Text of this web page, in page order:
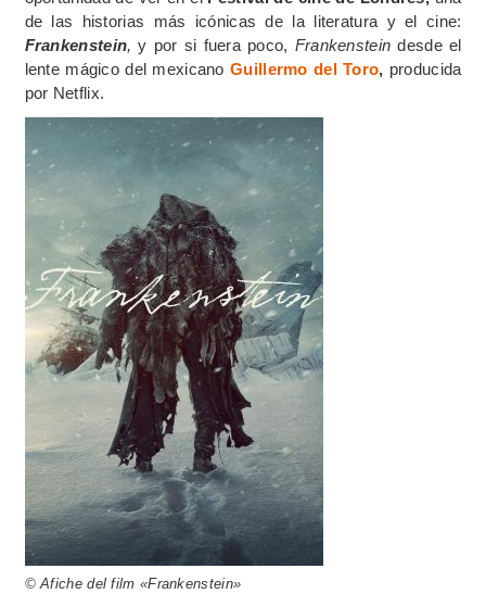
de las historias más icónicas de la literatura y el cine:
Frankenstein, y por si fuera poco, Frankenstein desde el
lente mágico del mexicano Guillermo del Toro, producida
por Netflix.
© Afiche del film «Frankenstein»